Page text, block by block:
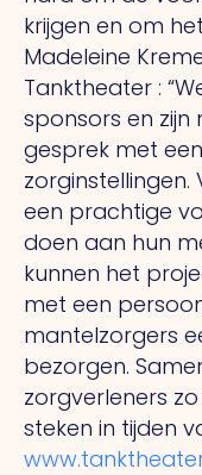
krijgen en om
Madeleine
Tanktheater :
sponsors en zijn
gesprek met
een prachtige
doen aan hun
kunnen het
met een
mantelzorgers
bezorgen.
zorgverleners
steken in tijden